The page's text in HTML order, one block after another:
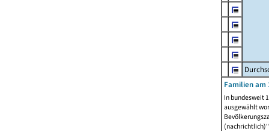
Familien am
In bundesweit
ausgewählt